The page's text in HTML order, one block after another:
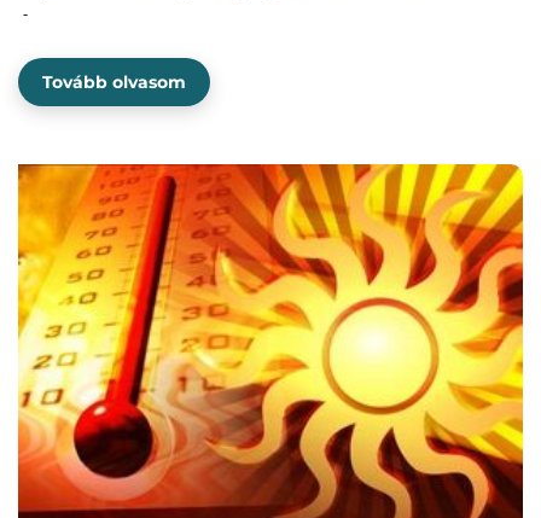
-
Tovább olvasom